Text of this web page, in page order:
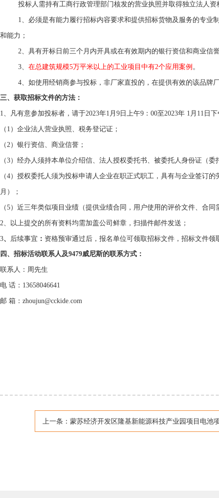
投标人需持有工商行政管理部门核发的营业执照并取得独立法人
1、必须是有能力履行招标内容要求和提供招标货物及服务的专
和能力；
2、具有开标日前三个月内开具或在有效期内的银行资信和商业
3、在总建筑规模5万平米以上的工业项目中有2个应用案例 。
4、如使用经销商参与投标，非厂家直投的，在提供有效的该品
三、获取招标文件的方法：
1、凡有意参加投标者，请于2023年1 月 9 日上午9 ： 00至2023年 1 月 11 日
（ 1 ）企业法人营业执照、税务登记证；
（2）银行资信、商业信誉；
（3）经办人须持本单位介绍信、法人授权委托书、被委托人身份证（
（4）授权委托人须为投标申请人企业在职正式职工，具有与企业签订
月）；
（5）近三年类似项目业绩（提供业绩合同，用户使用的评价文件、合
2、以上提交的所有资料均需加盖公司鲜章，扫描件邮件发送；
3、 后续事宜 ： 资格预审通过后，报名单位可领取招标文件，招标文件
四、招标活动联系人及9479威尼斯的联系方式：
联系人：周先生
电 话： 13658046641
邮 箱： zhoujun@cckide.com
上一条： 蒙苏经济开发区隆基新能源科技产业园项目电池项目（a105、a204、a304)